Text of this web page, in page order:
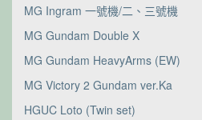
MG Ingram 一號機/二、三號機
MG Gundam Double X
MG Gundam HeavyArms (EW)
MG Victory 2 Gundam ver.Ka
HGUC Loto (Twin set)